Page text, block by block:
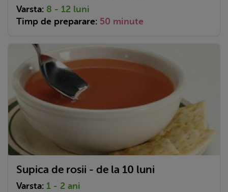
Varsta: 8 - 12 luni
Timp de preparare: 50 minute
Supica de rosii - de la 10 luni
Varsta: 1 - 2 ani